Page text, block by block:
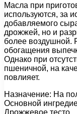
Масла при
используются, за
добавляемого
дрожжей, но и
более воздушной.
обогащения
Однако при
пшеничной, на
повлияет.
Назначение: На
Основной
Дрожжевое тесто